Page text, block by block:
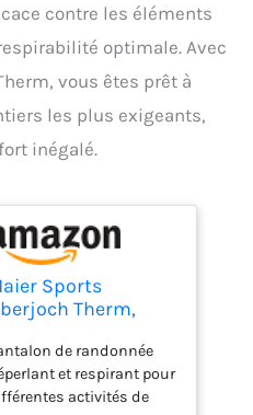
contre les éléments
optimale. Avec
vous êtes prêt à
les plus exigeants,
inégalé.
Sports
Therm,
Chaud
de randonnée
et respirant pour
activités de